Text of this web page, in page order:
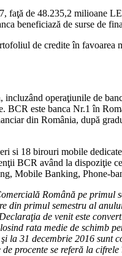
de 48.235,2 milioane
beneficiază de surse de
de credite în
operaţiunile de
este banca Nr.1 în
din România, după
si 18 birouri mobile
BCR având la dispoziţie
Mobile Banking, Phone-
Română pe
primul semestru al
de venit este
rata medie de schimb
31 decembrie 2016 sunt
procente se referă la cifrele